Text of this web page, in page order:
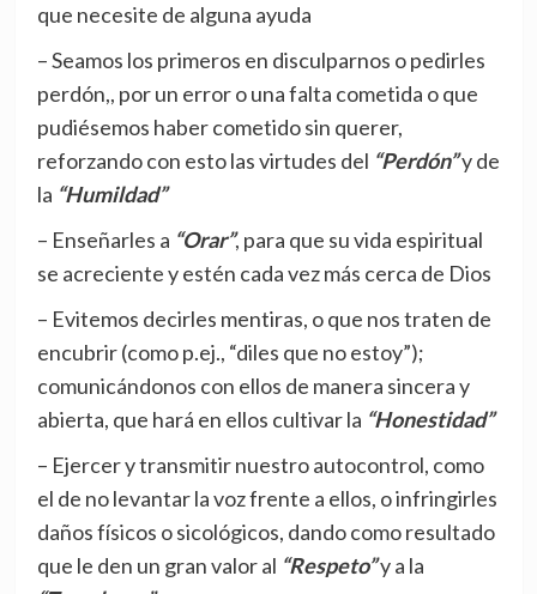
que necesite de alguna ayuda
– Seamos los primeros en disculparnos o pedirles
perdón,, por un error o una falta cometida o que
pudiésemos haber cometido sin querer,
reforzando con esto las virtudes del “Perdón”y de
la “Humildad”
– Enseñarles a “Orar”, para que su vida espiritual
se acreciente y estén cada vez más cerca de Dios
– Evitemos decirles mentiras, o que nos traten de
encubrir (como p.ej., “diles que no estoy”);
comunicándonos con ellos de manera sincera y
abierta, que hará en ellos cultivar la “Honestidad”
– Ejercer y transmitir nuestro autocontrol, como
el de no levantar la voz frente a ellos, o infringirles
daños físicos o sicológicos, dando como resultado
que le den un gran valor al “Respeto”y a la